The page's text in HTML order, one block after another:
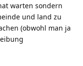
warten sondern
und land zu
(obwohl man ja